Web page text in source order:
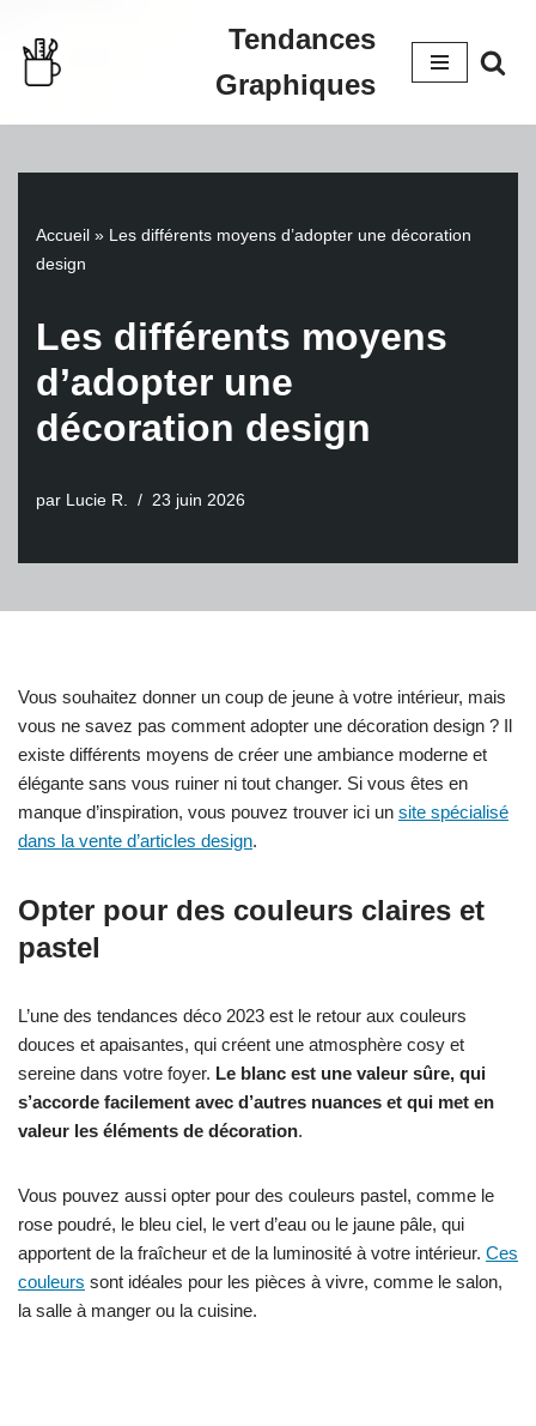
Aller
au
contenu
Tendances
Graphiques
Accueil » Les différents moyens d’adopter une décoration
design
Les différents moyens
d’adopter une
décoration design
par Lucie R. 23 juin 2026
Vous souhaitez donner un coup de jeune à votre intérieur, mais
vous ne savez pas comment adopter une décoration design ? Il
existe différents moyens de créer une ambiance moderne et
élégante sans vous ruiner ni tout changer. Si vous êtes en
manque d’inspiration, vous pouvez trouver ici un site spécialisé
dans la vente d’articles design.
Opter pour des couleurs claires et
pastel
L’une des tendances déco 2023 est le retour aux couleurs
douces et apaisantes, qui créent une atmosphère cosy et
sereine dans votre foyer. Le blanc est une valeur sûre, qui
s’accorde facilement avec d’autres nuances et qui met en
valeur les éléments de décoration.
Vous pouvez aussi opter pour des couleurs pastel, comme le
rose poudré, le bleu ciel, le vert d’eau ou le jaune pâle, qui
apportent de la fraîcheur et de la luminosité à votre intérieur. Ces
couleurs sont idéales pour les pièces à vivre, comme le salon,
la salle à manger ou la cuisine.